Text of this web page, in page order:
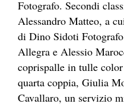
Fotografo. Secondi
Alessandro Matteo, a
di Dino Sidoti
Allegra e Alessio
coprispalle in tulle
quarta coppia, Giulia
Cavallaro, un servizio